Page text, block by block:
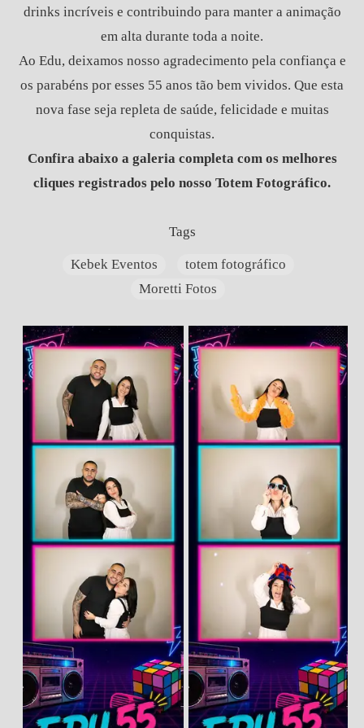
drinks incríveis e contribuindo para manter a animação
em alta durante toda a noite.
Ao Edu, deixamos nosso agradecimento pela confiança e
os parabéns por esses 55 anos tão bem vividos. Que esta
nova fase seja repleta de saúde, felicidade e muitas
conquistas.
Confira abaixo a galeria completa com os melhores
cliques registrados pelo nosso Totem Fotográfico.
Tags
Kebek Eventos
totem fotográfico
Moretti Fotos